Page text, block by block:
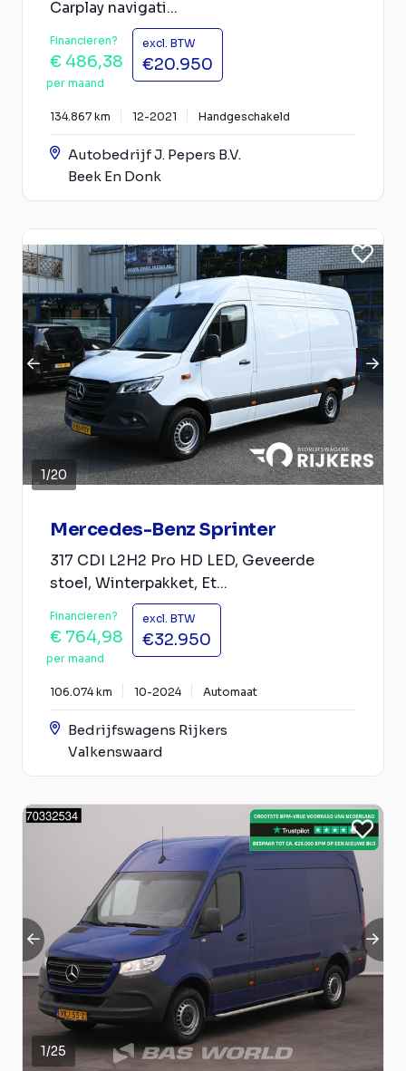
Carplay navigati...
Financieren?
€ 486,38
per maand
excl. BTW
€20.950
134.867 km 12-2021 Handgeschakeld
Autobedrijf J. Pepers B.V.
Beek En Donk
1/20
Mercedes-Benz Sprinter
317 CDI L2H2 Pro HD LED, Geveerde
stoel, Winterpakket, Et...
Financieren?
€ 764,98
per maand
excl. BTW
€32.950
106.074 km 10-2024 Automaat
Bedrijfswagens Rijkers
Valkenswaard
1/25